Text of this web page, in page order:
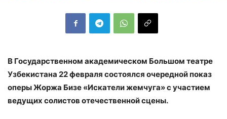
В Государственном академическом Большом театре
Узбекистана 22 февраля состоялся очередной показ
оперы Жоржа Бизе «Искатели жемчуга» с участием
ведущих солистов отечественной сцены.